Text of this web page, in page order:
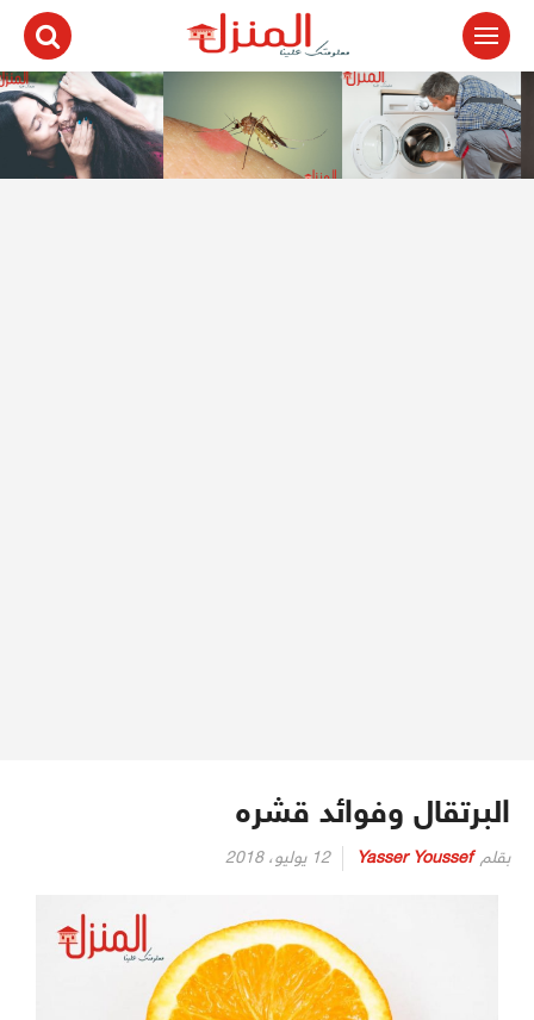
التجاوز
المحتوى
البرتقال وفوائد قشره
بقلم Yasser Youssef 12 يوليو، 2018